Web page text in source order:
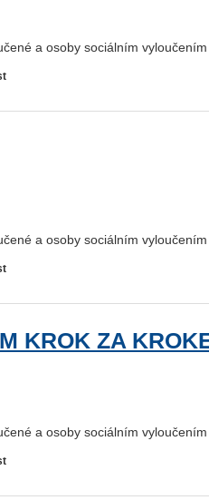
a osoby sociálním
a osoby sociálním
KROK ZA
a osoby sociálním